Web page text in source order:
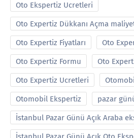
Oto Ekspertiz Ucretleri
Oto Expertiz Dükkanı Açma
Oto Expertiz Fiyatları Oto
Oto Expertiz Formu Oto
Oto Expertiz Ucretleri
Otomobil Ekspertiz pazar
İstanbul Pazar Günü Açık Araba